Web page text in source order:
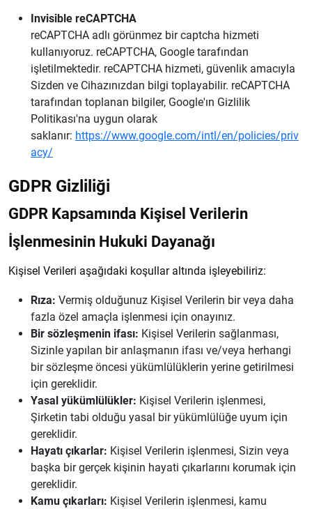
Invisible reCAPTCHA
reCAPTCHA adlı görünmez bir captcha hizmeti
kullanıyoruz. reCAPTCHA, Google tarafından
işletilmektedir. reCAPTCHA hizmeti, güvenlik amacıyla
Sizden ve Cihazınızdan bilgi toplayabilir. reCAPTCHA
tarafından toplanan bilgiler, Google'ın Gizlilik
Politikası'na uygun olarak
saklanır: https://www.google.com/intl/en/policies/priv
acy/
GDPR Gizliliği
GDPR Kapsamında Kişisel Verilerin
İşlenmesinin Hukuki Dayanağı
Kişisel Verileri aşağıdaki koşullar altında işleyebiliriz:
Rıza: Vermiş olduğunuz Kişisel Verilerin bir veya daha
fazla özel amaçla işlenmesi için onayınız.
Bir sözleşmenin ifası: Kişisel Verilerin sağlanması,
Sizinle yapılan bir anlaşmanın ifası ve/veya herhangi
bir sözleşme öncesi yükümlülüklerin yerine getirilmesi
için gereklidir.
Yasal yükümlülükler: Kişisel Verilerin işlenmesi,
Şirketin tabi olduğu yasal bir yükümlülüğe uyum için
gereklidir.
Hayatı çıkarlar: Kişisel Verilerin işlenmesi, Sizin veya
başka bir gerçek kişinin hayati çıkarlarını korumak için
gereklidir.
Kamu çıkarları: Kişisel Verilerin işlenmesi, kamu